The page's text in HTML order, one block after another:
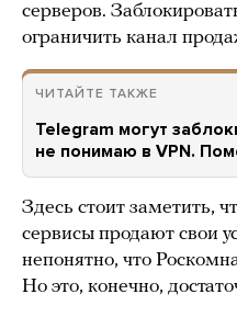
серверов.
ограничить канал
ЧИТАЙТЕ ТАКЖЕ
Telegram могут
не понимаю в VPN.
Здесь стоит заметить,
сервисы продают свои
непонятно, что
Но это, конечно,